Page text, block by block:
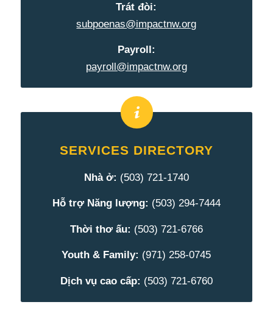
Trát đòi:
subpoenas@impactnw.org
Payroll:
payroll@impactnw.org
SERVICES DIRECTORY
Nhà ở: (503) 721-1740
Hỗ trợ Năng lượng: (503) 294-7444
Thời thơ ấu: (503) 721-6766
Youth & Family: (971) 258-0745
Dịch vụ cao cấp: (503) 721-6760